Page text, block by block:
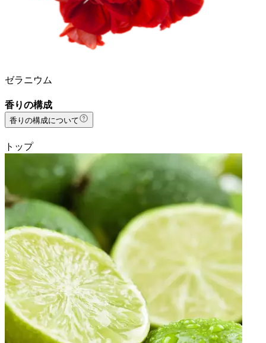
ゼラニウム
香りの構成
香りの構成について
トップ